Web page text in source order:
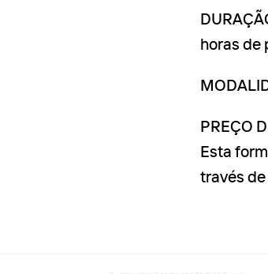
horas de
PREÇO
Esta
través de